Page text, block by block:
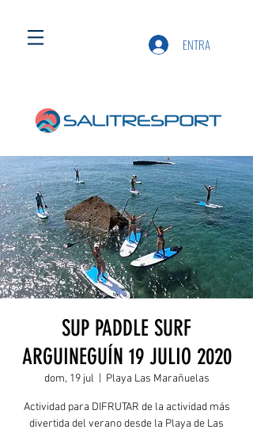
ENTRA
SUP PADDLE SURF
ARGUINEGUÍN 19 JULIO 2020
dom, 19 jul Playa Las Marañuelas
Actividad para DIFRUTAR de la actividad más
divertida del verano desde la Playa de Las